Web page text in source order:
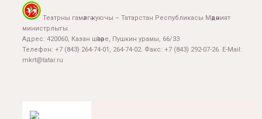
Театрны гамәлгә куючы – Татарстан Республикасы Мәдәният
министрлыгы.
Адрес: 420060, Казан шәһәре, Пушкин урамы, 66/33
Телефон: +7 (843) 264-74-01, 264-74-02. Факс: +7 (843) 292-07-26. E-Mail:
mkrt@tatar.ru